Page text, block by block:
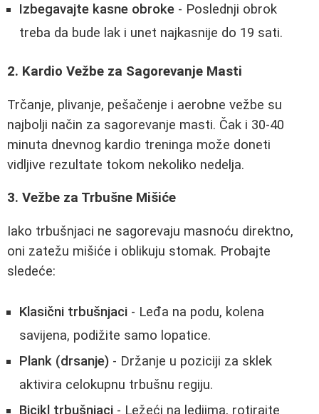
Izbegavajte kasne obroke - Poslednji obrok
treba da bude lak i unet najkasnije do 19 sati.
2. Kardio Vežbe za Sagorevanje Masti
Trčanje, plivanje, pešačenje i aerobne vežbe su
najbolji način za sagorevanje masti. Čak i 30-40
minuta dnevnog kardio treninga može doneti
vidljive rezultate tokom nekoliko nedelja.
3. Vežbe za Trbušne Mišiće
Iako trbušnjaci ne sagorevaju masnoću direktno,
oni zatežu mišiće i oblikuju stomak. Probajte
sledeće:
Klasični trbušnjaci - Leđa na podu, kolena
savijena, podižite samo lopatice.
Plank (drsanje) - Držanje u poziciji za sklek
aktivira celokupnu trbušnu regiju.
Bicikl trbušnjaci - Ležeći na ledjima, rotirajte